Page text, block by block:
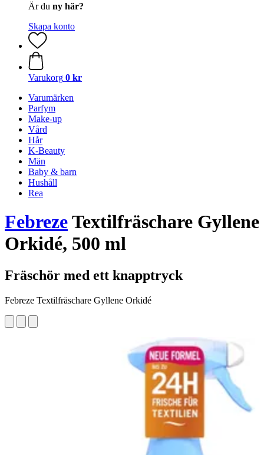
Är du ny här?
Skapa konto
Varukorg 0 kr
Varumärken
Parfym
Make-up
Vård
Hår
K-Beauty
Män
Baby & barn
Hushåll
Rea
FebrezeTextilfräschare Gyllene
Orkidé, 500 ml
Fräschör med ett knapptryck
Febreze Textilfräschare Gyllene Orkidé